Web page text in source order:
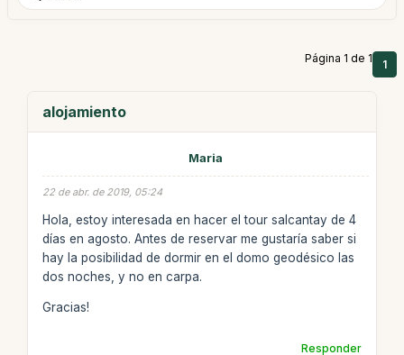
Página 1 de 1 1
alojamiento
Maria
22 de abr. de 2019, 05:24
Hola, estoy interesada en hacer el tour salcantay de 4
días en agosto. Antes de reservar me gustaría saber si
hay la posibilidad de dormir en el domo geodésico las
dos noches, y no en carpa.
Gracias!
Responder